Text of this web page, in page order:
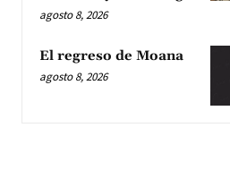
agosto 8, 2026
El regreso de Moana
agosto 8, 2026